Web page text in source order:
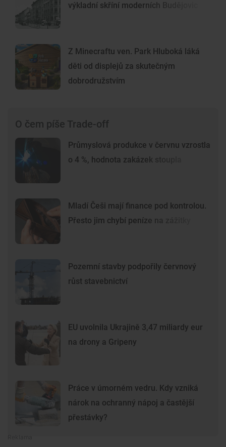
výkladní skříní moderních Budějovic
Z Minecraftu ven. Park Hluboká láká
děti od displejů za skutečným
dobrodružstvím
O čem píše Trade-off
Průmyslová produkce v červnu vzrostla
o 4 %, hodnota zakázek stoupla
Mladí Češi mají finance pod kontrolou.
Přesto jim chybí peníze na zážitky
Pozemní stavby podpořily červnový
růst stavebnictví
EU uvolnila Ukrajině 3,47 miliardy eur
na drony a Gripeny
Práce v úmorném vedru. Kdy vzniká
nárok na ochranný nápoj a častější
přestávky?